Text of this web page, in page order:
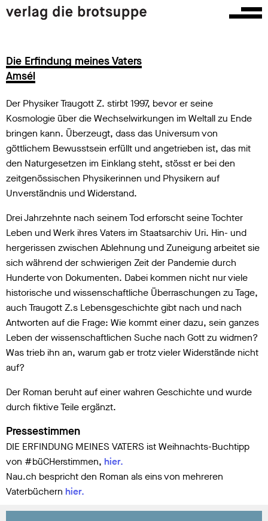
Die Erfindung meines Vaters
Amsél
Der Physiker Traugott Z. stirbt 1997, bevor er seine
Kosmologie über die Wechselwirkungen im Weltall zu Ende
bringen kann. Überzeugt, dass das Universum von
göttlichem Bewusstsein erfüllt und angetrieben ist, das mit
den Naturgesetzen im Einklang steht, stösst er bei den
zeitgenössischen Physikerinnen und Physikern auf
Unverständnis und Widerstand.
Drei Jahrzehnte nach seinem Tod erforscht seine Tochter
Leben und Werk ihres Vaters im Staatsarchiv Uri. Hin- und
hergerissen zwischen Ablehnung und Zuneigung arbeitet sie
sich während der schwierigen Zeit der Pandemie durch
Hunderte von Dokumenten. Dabei kommen nicht nur viele
historische und wissenschaftliche Überraschungen zu Tage,
auch Traugott Z.s Lebensgeschichte gibt nach und nach
Antworten auf die Frage: Wie kommt einer dazu, sein ganzes
Leben der wissenschaftlichen Suche nach Gott zu widmen?
Was trieb ihn an, warum gab er trotz vieler Widerstände nicht
auf?
Der Roman beruht auf einer wahren Geschichte und wurde
durch fiktive Teile ergänzt.
Pressestimmen
DIE ERFINDUNG MEINES VATERS ist Weihnachts-Buchtipp
von #büCHerstimmen, hier.
Nau.ch bespricht den Roman als eins von mehreren
Vaterbüchern hier.